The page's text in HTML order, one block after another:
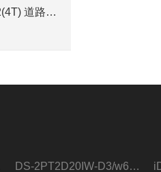
海康iDS-TSV300-C/12(4T) 道路智能终端带硬盘4T
DS-2PT2D20IW-D3/w64路高清硬盘录像机